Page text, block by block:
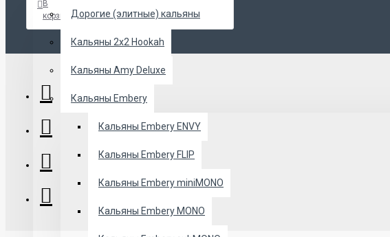
Дорогие (элитные) кальяны
Кальяны 2х2 Hookah
Кальяны Amy Deluxe
Кальяны Embery
Кальяны Embery ENVY
Кальяны Embery FLIP
Кальяны Embery miniMONO
Кальяны Embery MONO
В
корзину
закладки
сравнение